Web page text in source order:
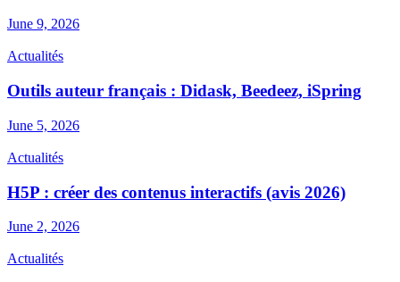
June 9, 2026
Actualités
Outils auteur français : Didask, Beedeez, iSpring
June 5, 2026
Actualités
H5P : créer des contenus interactifs (avis 2026)
June 2, 2026
Actualités